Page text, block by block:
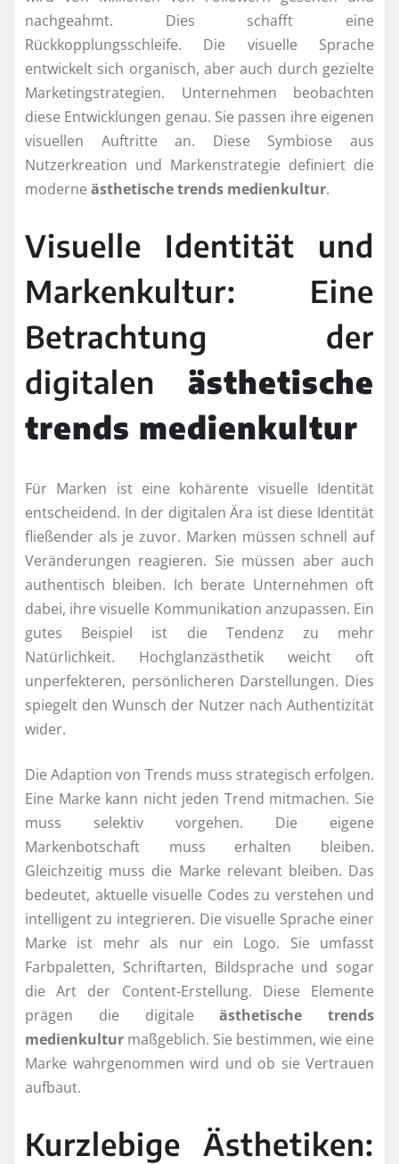
nachgeahmt. Dies schafft eine
Rückkopplungsschleife. Die visuelle Sprache
entwickelt sich organisch, aber auch durch gezielte
Marketingstrategien. Unternehmen beobachten
diese Entwicklungen genau. Sie passen ihre eigenen
visuellen Auftritte an. Diese Symbiose aus
Nutzerkreation und Markenstrategie definiert die
moderne ästhetische trends medienkultur.
Visuelle Identität und
Markenkultur: Eine
Betrachtung der
digitalen ästhetische
trends medienkultur
Für Marken ist eine kohärente visuelle Identität
entscheidend. In der digitalen Ära ist diese Identität
fließender als je zuvor. Marken müssen schnell auf
Veränderungen reagieren. Sie müssen aber auch
authentisch bleiben. Ich berate Unternehmen oft
dabei, ihre visuelle Kommunikation anzupassen. Ein
gutes Beispiel ist die Tendenz zu mehr
Natürlichkeit. Hochglanzästhetik weicht oft
unperfekteren, persönlicheren Darstellungen. Dies
spiegelt den Wunsch der Nutzer nach Authentizität
wider.
Die Adaption von Trends muss strategisch erfolgen.
Eine Marke kann nicht jeden Trend mitmachen. Sie
muss selektiv vorgehen. Die eigene
Markenbotschaft muss erhalten bleiben.
Gleichzeitig muss die Marke relevant bleiben. Das
bedeutet, aktuelle visuelle Codes zu verstehen und
intelligent zu integrieren. Die visuelle Sprache einer
Marke ist mehr als nur ein Logo. Sie umfasst
Farbpaletten, Schriftarten, Bildsprache und sogar
die Art der Content-Erstellung. Diese Elemente
prägen die digitaleästhetische trends
medienkultur maßgeblich. Sie bestimmen, wie eine
Marke wahrgenommen wird und ob sie Vertrauen
aufbaut.
Kurzlebige Ästhetiken: